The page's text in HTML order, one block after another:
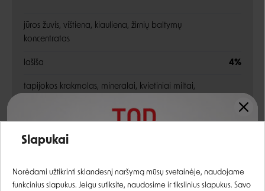
jūros žuvis, vištiena, kiauliena, žirnių baltymų
koncentratas
lašiša 4%
tapijokos krakmolas, mineralai, kvietiniai miltai,
kukurūzų krakmolas, dekstrozė, žuvų aliejus, saulėgrąžų
mikroelementai ir beta-karotinas
Slapukai
Norėdami užtikrinti sklandesnį naršymą mūsų svetainėje, naudojame
funkcinius slapukus. Jeigu sutiksite, naudosime ir tikslinius slapukus. Savo